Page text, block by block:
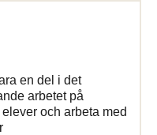
en del i det
arbetet på
och arbeta med